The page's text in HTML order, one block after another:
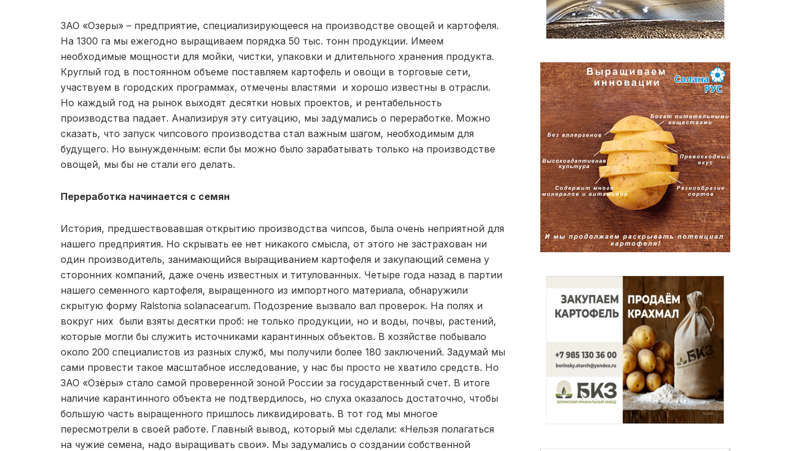
ЗАО «Озеры» – предприятие, специализирующееся на производстве овощей и картофеля.
На 1300 га мы ежегодно выращиваем порядка 50 тыс. тонн продукции. Имеем
необходимые мощности для мойки, чистки, упаковки и длительного хранения продукта.
Круглый год в постоянном объеме поставляем картофель и овощи в торговые сети,
участвуем в городских программах, отмечены властями и хорошо известны в отрасли.
Но каждый год на рынок выходят десятки новых проектов, и рентабельность
производства падает. Анализируя эту ситуацию, мы задумались о переработке. Можно
сказать, что запуск чипсового производства стал важным шагом, необходимым для
будущего. Но вынужденным: если бы можно было зарабатывать только на производстве
овощей, мы бы не стали его делать.
Переработка начинается с семян
История, предшествовавшая открытию производства чипсов, была очень неприятной для
нашего предприятия. Но скрывать ее нет никакого смысла, от этого не застрахован ни
один производитель, занимающийся выращиванием картофеля и закупающий семена у
сторонних компаний, даже очень известных и титулованных. Четыре года назад в партии
нашего семенного картофеля, выращенного из импортного материала, обнаружили
скрытую форму Ralstonia solanacearum. Подозрение вызвало вал проверок. На полях и
вокруг них были взяты десятки проб: не только продукции, но и воды, почвы, растений,
которые могли бы служить источниками карантинных объектов. В хозяйстве побывало
около 200 специалистов из разных служб, мы получили более 180 заключений. Задумай мы
сами провести такое масштабное исследование, у нас бы просто не хватило средств. Но
ЗАО «Озёры» стало самой проверенной зоной России за государственный счет. В итоге
наличие карантинного объекта не подтвердилось, но слуха оказалось достаточно, чтобы
большую часть выращенного пришлось ликвидировать. В тот год мы многое
пересмотрели в своей работе. Главный вывод, который мы сделали: «Нельзя полагаться
на чужие семена, надо выращивать свои». Мы задумались о создании собственной